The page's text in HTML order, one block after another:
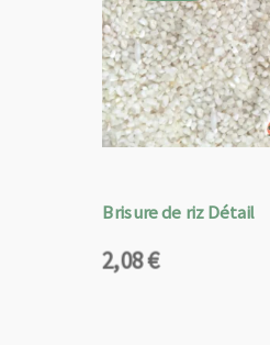
Brisure de riz Détail
2,08€